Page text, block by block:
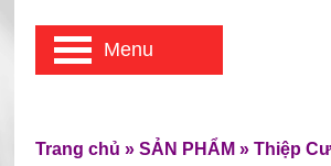
Trang chủ » SẢN PHẨM » Thiệp
Menu